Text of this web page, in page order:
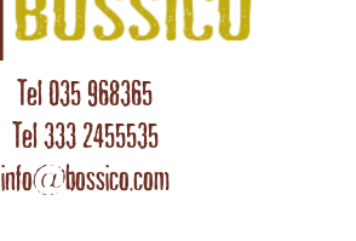
Tel 035 968365
Tel 333 2455535
info@bossico.com